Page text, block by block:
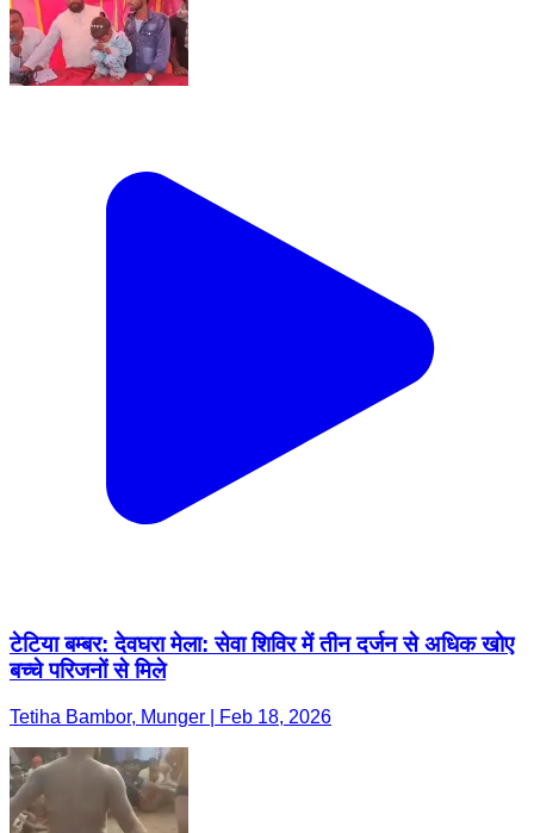
टेटिया बम्बर: देवघरा मेला: सेवा शिविर में तीन दर्जन से अधिक खोए
बच्चे परिजनों से मिले
Tetiha Bambor, Munger | Feb 18, 2026